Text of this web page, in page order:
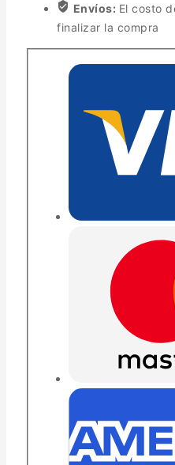
Envíos: El costo
finalizar la compra